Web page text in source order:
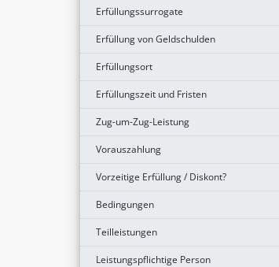
Erfüllungssurrogate
Erfüllung von Geldschulden
Erfüllungsort
Erfüllungszeit und Fristen
Zug-um-Zug-Leistung
Vorauszahlung
Vorzeitige Erfüllung / Diskont?
Bedingungen
Teilleistungen
Leistungspflichtige Person